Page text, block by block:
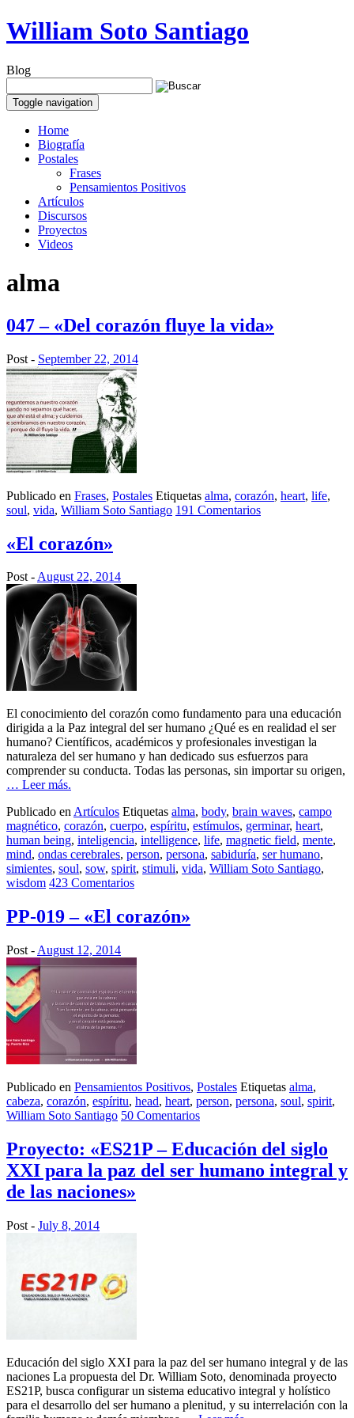
William Soto Santiago
Blog
Toggle navigation
Home
Biografía
Postales
Frases
Pensamientos Positivos
Artículos
Discursos
Proyectos
Videos
alma
047 – «Del corazón fluye la vida»
Post - September 22, 2014
Publicado en Frases, Postales Etiquetas alma, corazón, heart, life,
soul, vida, William Soto Santiago 191 Comentarios
«El corazón»
Post -August 22, 2014
El conocimiento del corazón como fundamento para una educación
dirigida a la Paz integral del ser humano ¿Qué es en realidad el ser
humano? Científicos, académicos y profesionales investigan la
naturaleza del ser humano y han dedicado sus esfuerzos para
comprender su conducta. Todas las personas, sin importar su origen,
… Leer más.
Publicado enArtículos Etiquetas alma, body, brain waves, campo
magnético, corazón, cuerpo, espíritu, estímulos, germinar, heart,
human being, inteligencia, intelligence, life, magnetic field, mente,
mind, ondas cerebrales, person, persona, sabiduría, ser humano,
simientes, soul, sow, spirit, stimuli, vida, William Soto Santiago,
wisdom 423 Comentarios
PP-019 – «El corazón»
Post - August 12, 2014
Publicado en Pensamientos Positivos, Postales Etiquetas alma,
cabeza, corazón, espíritu, head, heart, person, persona, soul, spirit,
William Soto Santiago 50 Comentarios
Proyecto: «ES21P – Educación del siglo
XXI para la paz del ser humano integral y
de las naciones»
Post - July 8, 2014
Educación del siglo XXI para la paz del ser humano integral y de las
naciones La propuesta del Dr. William Soto, denominada proyecto
ES21P, busca configurar un sistema educativo integral y holístico
para el desarrollo del ser humano a plenitud, y su interrelación con la